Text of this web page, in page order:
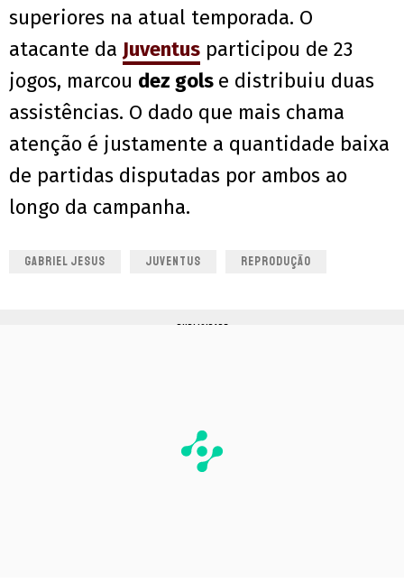
superiores na atual temporada. O
atacante da Juventus participou de 23
jogos, marcou dez gols e distribuiu duas
assistências. O dado que mais chama
atenção é justamente a quantidade baixa
de partidas disputadas por ambos ao
longo da campanha.
GABRIEL JESUS JUVENTUS REPRODUÇÃO
PUBLICIDADE